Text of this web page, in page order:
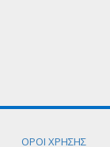
ΟΡΟΙ ΧΡΗΣΗΣ